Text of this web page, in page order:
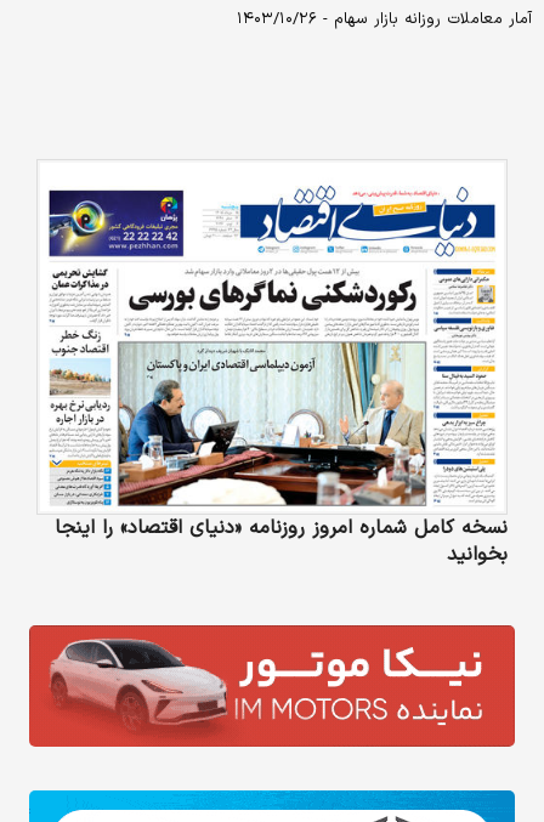
آمار معاملات روزانه بازار سهام - ۱۴۰۳/۱۰/۲۶
نسخه کامل شماره امروز روزنامه «دنیای‌ اقتصاد» را اینجا
بخوانید